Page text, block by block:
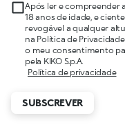
Após ler e compreender
18 anos de idade, e
revogável a qualquer
na Política de
o meu consentimento
pela KIKO S.p.A.
Política de privacidade
SUBSCREVER